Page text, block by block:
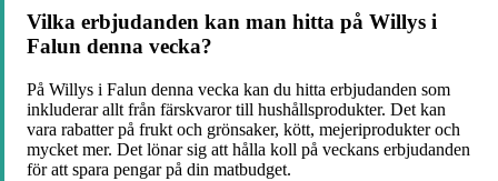
Vilka erbjudanden kan man hitta på Willys i
Falun denna vecka?
På Willys i Falun denna vecka kan du hitta erbjudanden som
inkluderar allt från färskvaror till hushållsprodukter. Det kan
vara rabatter på frukt och grönsaker, kött, mejeriprodukter och
mycket mer. Det lönar sig att hålla koll på veckans erbjudanden
för att spara pengar på din matbudget.